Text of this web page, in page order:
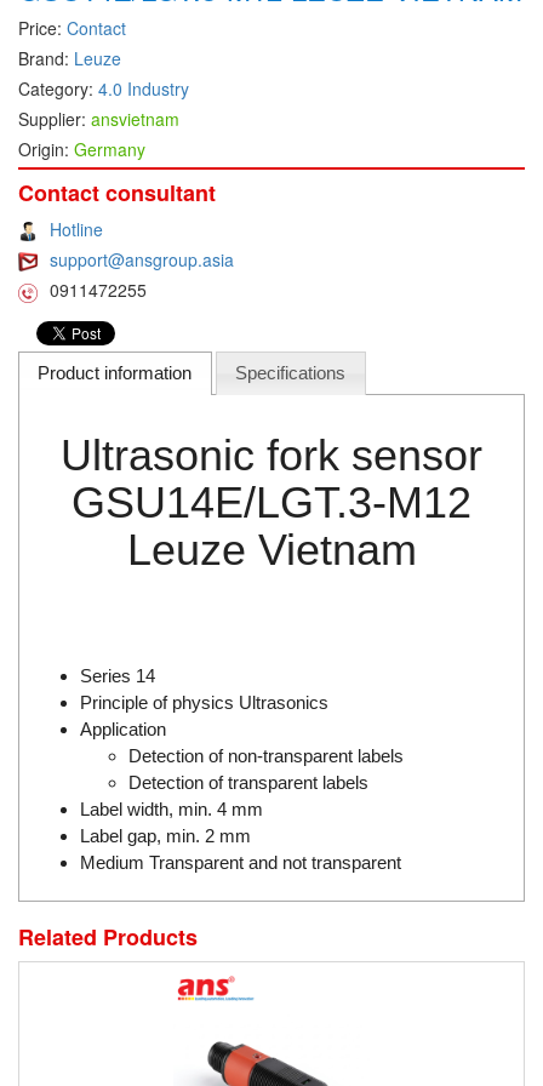
DEIF
DELTA
Delta Ohm
Delta sensor
Delta-mobrey
DEMA Engineering/ Foam- IT
DESAX
DET-TRONICS
Deublin
Dias Infrared
DINA Elektronik
Doctor Led Vietnam
DOLD - Autho ANS
Dold Vietnam
Dongdo Tech
Donghwa Valve
Dongkun
Dosing Pump
DR. NEUMANN Peltier-Technik
Price: Contact
Brand: Leuze
Category: 4.0 Industry
Supplier: ansvietnam
Origin: Germany
Contact consultant
Hotline
support@ansgroup.asia
0911472255
Product information Specifications
Ultrasonic fork sensor
GSU14E/LGT.3-M12
Leuze Vietnam
Series 14
Principle of physics Ultrasonics
Application
Detection of non-transparent labels
Detection of transparent labels
Label width, min. 4 mm
Label gap, min. 2 mm
Medium Transparent and not transparent
Related Products